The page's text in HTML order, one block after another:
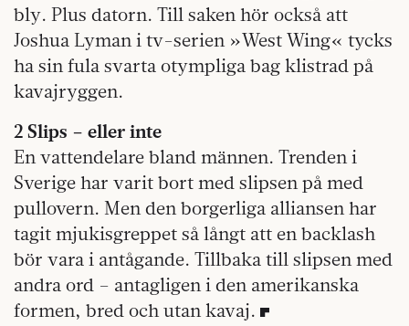
bly. Plus datorn. Till saken hör också att
Joshua Lyman i tv-serien »West Wing« tycks
ha sin fula svarta otympliga bag klistrad på
kavajryggen.
2 Slips – eller inte
En vattendelare bland männen. Trenden i
Sverige har varit bort med slipsen på med
pullovern. Men den borgerliga alliansen har
tagit mjukisgreppet så långt att en backlash
bör vara i antågande. Tillbaka till slipsen med
andra ord – antagligen i den amerikanska
formen, bred och utan kavaj.